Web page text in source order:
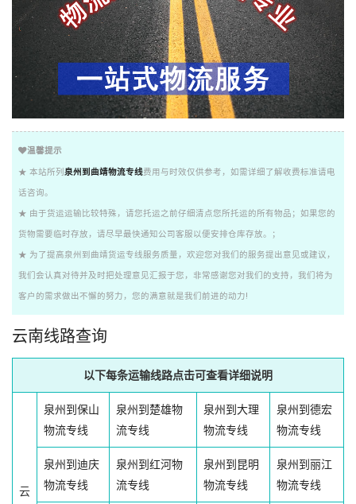
温馨提示
★ 本站所列 泉州到曲靖物流专线费用与时效仅供参考，如需详细了解收费标准请电
话咨询。
★ 由于货运运输比较特殊，请您托运之前仔细清点您所托运的所有物品；如果您的
货物需要临时存放，请尽早最快通知公司客服以便安排仓库存放。；
★ 为了提高泉州到曲靖货运专线服务质量，欢迎您对我们的服务提出意见或建议，
我们会认真对待并及时把处理意见汇报于您，非常感谢您对我们的支持，我们将为
客户的需求做出不懈的努力，您的满意就是我们前进的动力!
云南线路查询
以下每条运输线路点击可查看详细说明
云
泉州到保山
物流专线
泉州到楚雄物
流专线
泉州到大理
物流专线
泉州到德宏
物流专线
泉州到迪庆
物流专线
泉州到红河物
流专线
泉州到昆明
物流专线
泉州到丽江
物流专线